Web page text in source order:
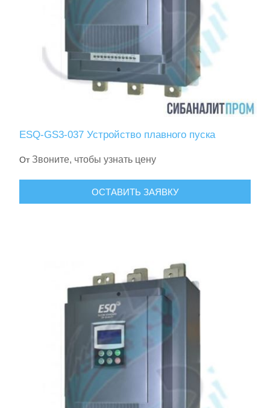
ESQ-GS3-037 Устройство плавного пуска
От Звоните, чтобы узнать цену
ОСТАВИТЬ ЗАЯВКУ